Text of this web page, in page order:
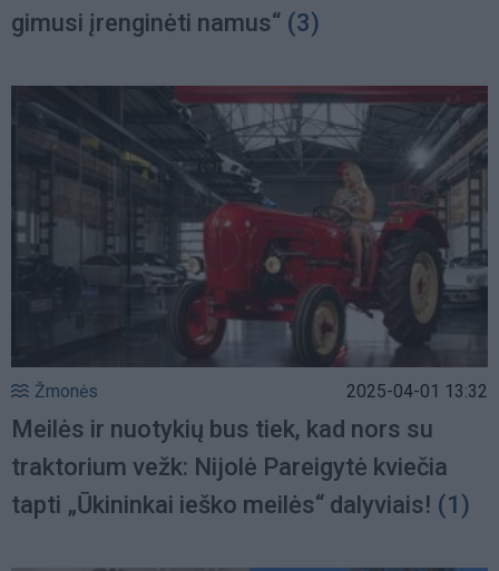
gimusi įrenginėti namus“ (3)
Žmonės 2025-04-01 13:32
Meilės ir nuotykių bus tiek, kad nors su
traktorium vežk: Nijolė Pareigytė kviečia
tapti „Ūkininkai ieško meilės“ dalyviais! (1)